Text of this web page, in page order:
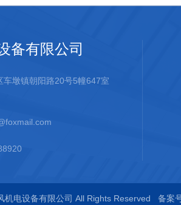
备有限公司
车墩镇朝阳路20号5幢647室
机电设备有限公司 All Rights Reserved 备案